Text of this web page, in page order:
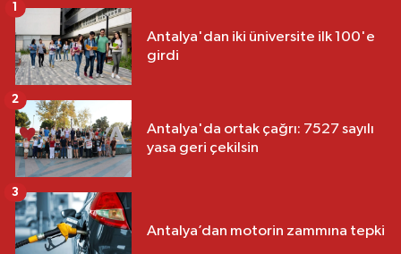
Antalya'dan iki üniversite ilk 100'e
girdi
1
Antalya'da ortak çağrı: 7527 sayılı
yasa geri çekilsin
2
Antalya’dan motorin zammına tepki
3